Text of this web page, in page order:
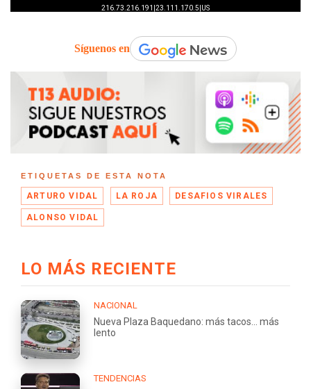
Síguenos en
ETIQUETAS DE ESTA NOTA
ARTURO VIDAL LA ROJA DESAFIOS VIRALES
ALONSO VIDAL
LO MÁS RECIENTE
NACIONAL
Nueva Plaza Baquedano: más tacos... más
lento
TENDENCIAS